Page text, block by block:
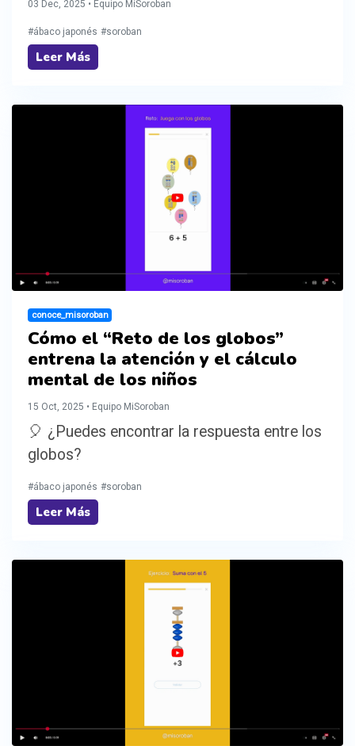
03 Dec, 2025 • Equipo MiSoroban
#ábaco japonés #soroban
Leer Más
conoce_misoroban
Cómo el “Reto de los globos”
entrena la atención y el cálculo
mental de los niños
15 Oct, 2025 • Equipo MiSoroban
🎈 ¿Puedes encontrar la respuesta entre los
globos?
#ábaco japonés #soroban
Leer Más